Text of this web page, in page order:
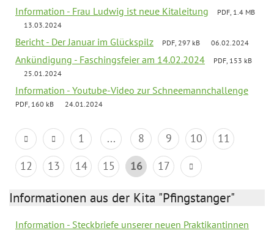
Information - Frau Ludwig ist neue Kitaleitung
PDF, 1.4 MB
13.03.2024
Bericht - Der Januar im Glückspilz PDF, 297 kB 06.02.2024
Ankündigung - Faschingsfeier am 14.02.2024
PDF, 153 kB
25.01.2024
Information - Youtube-Video zur Schneemannchallenge
PDF, 160 kB 24.01.2024
1 ... 8 9 10
11
12
13 14 15 16 17
Informationen aus der Kita "Pfingstanger"
Information - Steckbriefe unserer neuen Praktikantinnen